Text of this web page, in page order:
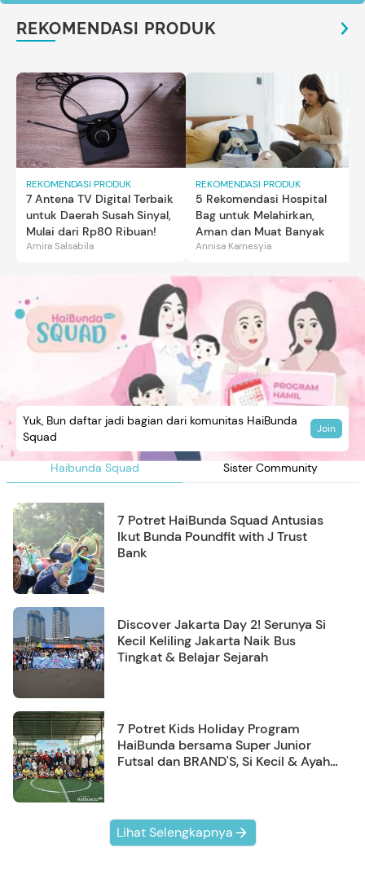
REKOMENDASI PRODUK
REKOMENDASI PRODUK
7 Antena TV Digital Terbaik
untuk Daerah Susah Sinyal,
Mulai dari Rp80 Ribuan!
Amira Salsabila
REKOMENDASI PRODUK
5 Rekomendasi Hospital
Bag untuk Melahirkan,
Aman dan Muat Banyak
Annisa Karnesyia
Haibunda Squad Sister Community
Yuk, Bun daftar jadi bagian dari komunitas HaiBunda
Squad
Join
7 Potret HaiBunda Squad Antusias
Ikut Bunda Poundfit with J Trust
Bank
Discover Jakarta Day 2! Serunya Si
Kecil Keliling Jakarta Naik Bus
Tingkat & Belajar Sejarah
7 Potret Kids Holiday Program
HaiBunda bersama Super Junior
Futsal dan BRAND'S, Si Kecil & Ayah
Lihat Selengkapnya